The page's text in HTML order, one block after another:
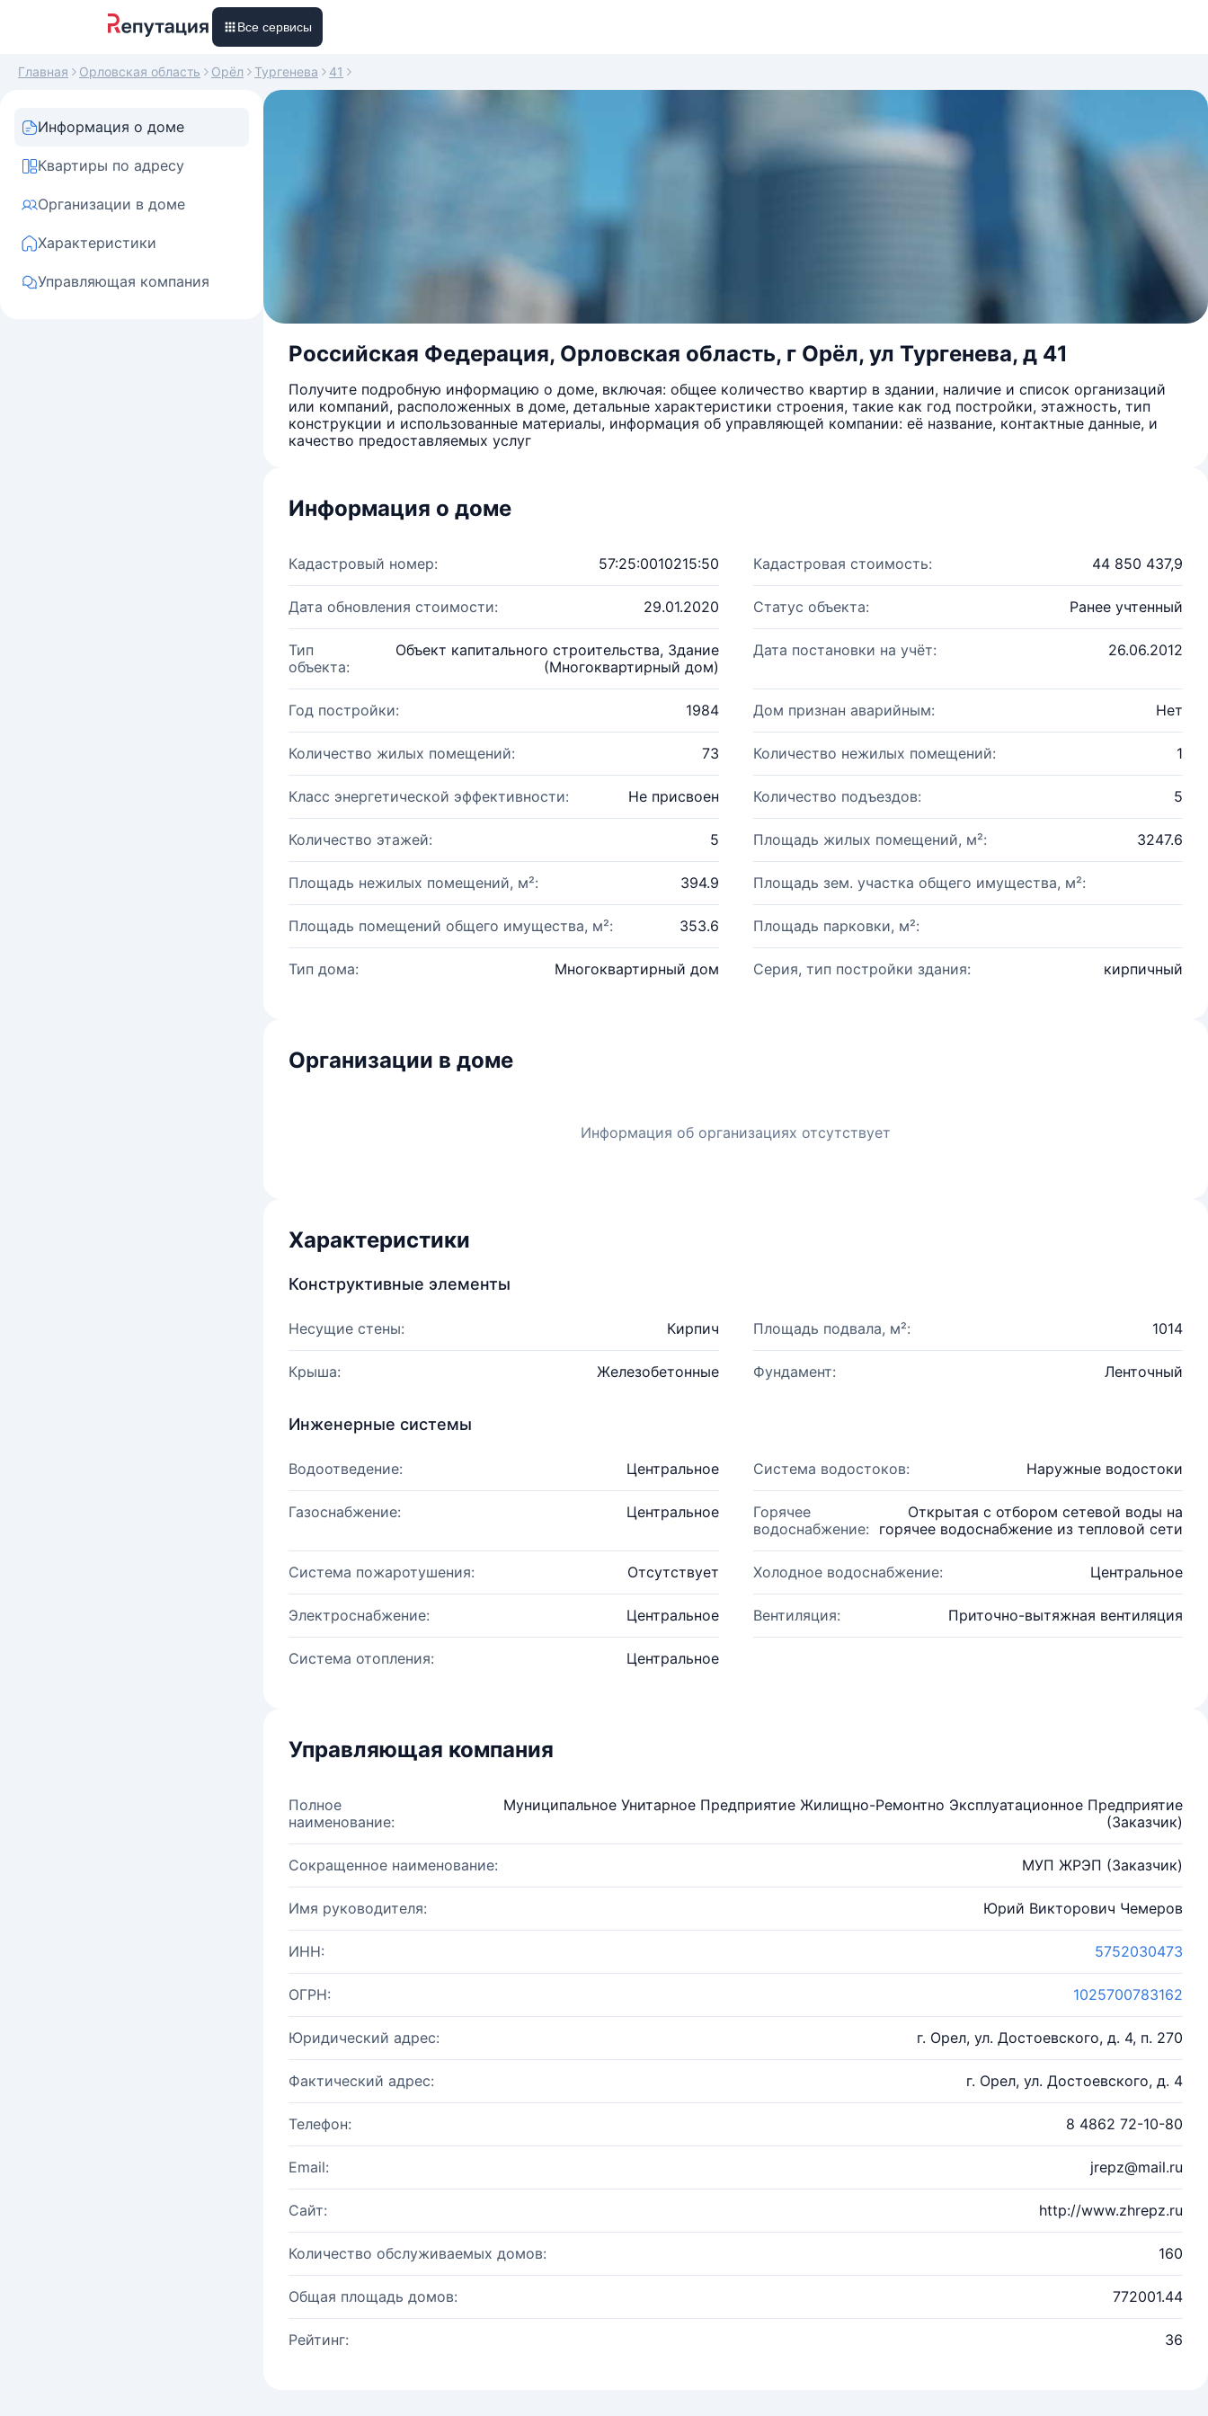
Все сервисы
Главная Орловская область Орёл Тургенева 41
Информация о доме
Квартиры по адресу
Организации в доме
Характеристики
Управляющая компания
Российская Федерация, Орловская область, г Орёл, ул Тургенева, д 41
Получите подробную информацию о доме, включая: общее количество квартир в здании, наличие и список организаций
или компаний, расположенных в доме, детальные характеристики строения, такие как год постройки, этажность, тип
конструкции и использованные материалы, информация об управляющей компании: её название, контактные данные, и
качество предоставляемых услуг
Информация о доме
Кадастровый номер: 57:25:0010215:50 Кадастровая стоимость: 44 850 437,9
Дата обновления стоимости: 29.01.2020 Статус объекта: Ранее учтенный
Тип
объекта:
Объект капитального строительства, Здание
(Многоквартирный дом)
Дата постановки на учёт: 26.06.2012
Год постройки: 1984 Дом признан аварийным: Нет
Количество жилых помещений: 73 Количество нежилых помещений: 1
Класс энергетической эффективности: Не присвоен Количество подъездов: 5
Количество этажей: 5 Площадь жилых помещений, м²: 3247.6
Площадь нежилых помещений, м²: 394.9 Площадь зем. участка общего имущества, м²:
Площадь помещений общего имущества, м²: 353.6 Площадь парковки, м²:
Тип дома: Многоквартирный дом Серия, тип постройки здания: кирпичный
Организации в доме
Информация об организациях отсутствует
Характеристики
Конструктивные элементы
Несущие стены: Кирпич Площадь подвала, м²: 1014
Крыша: Железобетонные Фундамент: Ленточный
Инженерные системы
Водоотведение: Центральное Система водостоков: Наружные водостоки
Газоснабжение: Центральное
Горячее
водоснабжение:
Открытая с отбором сетевой воды на
горячее водоснабжение из тепловой сети
Система пожаротушения: Отсутствует Холодное водоснабжение: Центральное
Электроснабжение: Центральное Вентиляция: Приточно-вытяжная вентиляция
Система отопления: Центральное
Управляющая компания
Полное
наименование:
Муниципальное Унитарное Предприятие Жилищно-Ремонтно Эксплуатационное Предприятие
(Заказчик)
Сокращенное наименование: МУП ЖРЭП (Заказчик)
Имя руководителя: Юрий Викторович Чемеров
ИНН: 5752030473
ОГРН: 1025700783162
Юридический адрес: г. Орел, ул. Достоевского, д. 4, п. 270
Фактический адрес: г. Орел, ул. Достоевского, д. 4
Телефон: 8 4862 72-10-80
Email: jrepz@mail.ru
Сайт: http://www.zhrepz.ru
Количество обслуживаемых домов: 160
Общая площадь домов: 772001.44
Рейтинг: 36